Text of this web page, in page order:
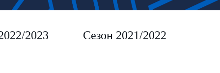
2023 Сезон 2021/2022